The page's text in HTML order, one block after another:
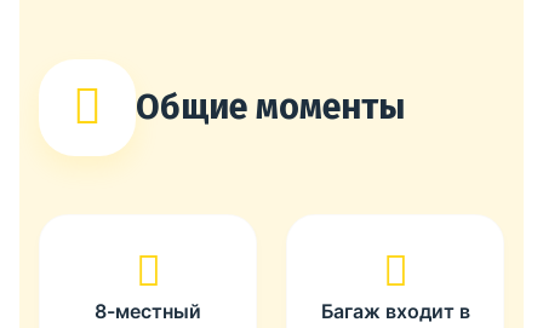
Общие моменты
8-местный
Багаж входит в